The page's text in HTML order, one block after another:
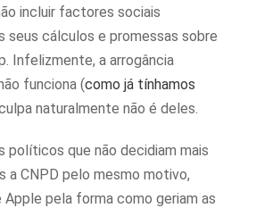
incluir factores sociais
seus cálculos e promessas sobre
Infelizmente, a arrogância
funciona (como já tínhamos
naturalmente não é deles.
políticos que não decidiam mais
a CNPD pelo mesmo motivo,
Apple pela forma como geriam as